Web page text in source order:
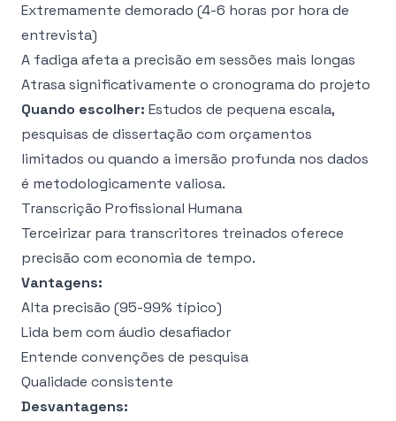
Extremamente demorado (4-6 horas por hora de
entrevista)
A fadiga afeta a precisão em sessões mais longas
Atrasa significativamente o cronograma do projeto
Quando escolher: Estudos de pequena escala,
pesquisas de dissertação com orçamentos
limitados ou quando a imersão profunda nos dados
é metodologicamente valiosa.
Transcrição Profissional Humana
Terceirizar para transcritores treinados oferece
precisão com economia de tempo.
Vantagens:
Alta precisão (95-99% típico)
Lida bem com áudio desafiador
Entende convenções de pesquisa
Qualidade consistente
Desvantagens: